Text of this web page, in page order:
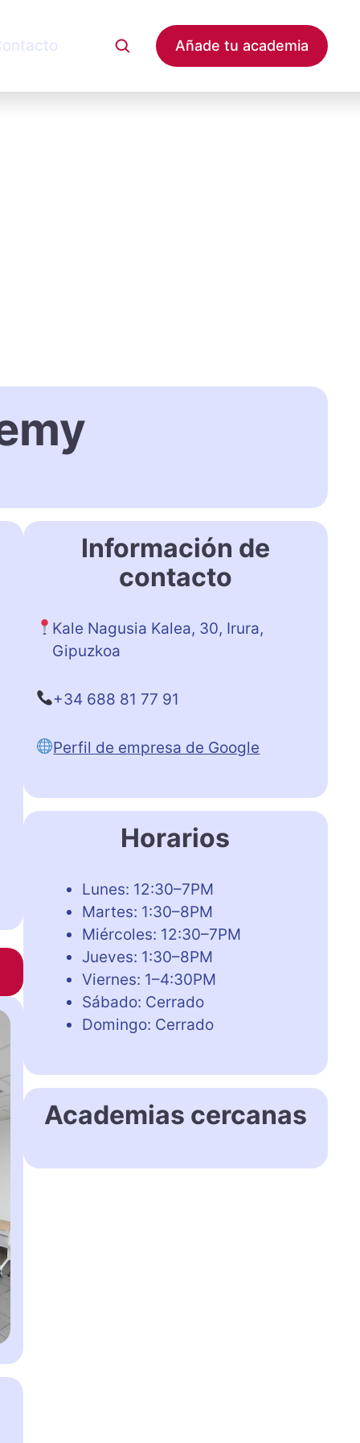
Añade tu academia
Información de
contacto
Kale Nagusia Kalea, 30, Irura,
Gipuzkoa
+34 688 81 77 91
Perfil de empresa de Google
Horarios
Lunes: 12:30–7PM
Martes: 1:30–8PM
Miércoles: 12:30–7PM
Jueves: 1:30–8PM
Viernes: 1–4:30PM
Sábado: Cerrado
Domingo: Cerrado
Academias cercanas